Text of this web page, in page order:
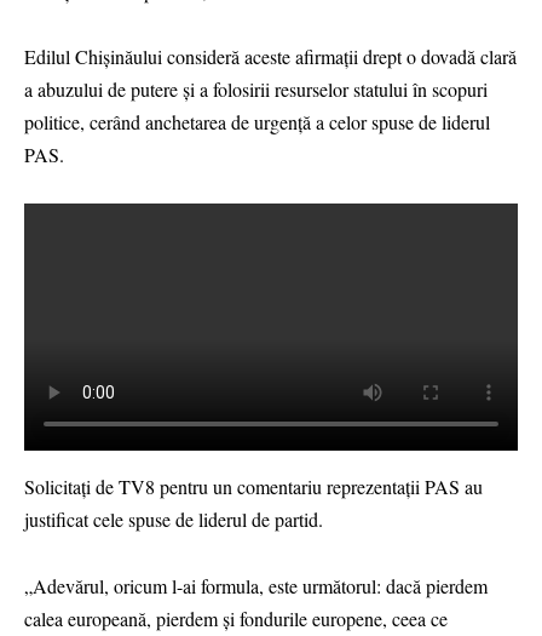
Edilul Chișinăului consideră aceste afirmații drept o dovadă clară
a abuzului de putere și a folosirii resurselor statului în scopuri
politice, cerând anchetarea de urgență a celor spuse de liderul
PAS.
Solicitați de TV8 pentru un comentariu reprezentații PAS au
justificat cele spuse de liderul de partid.
„Adevărul, oricum l-ai formula, este următorul: dacă pierdem
calea europeană, pierdem și fondurile europene, ceea ce